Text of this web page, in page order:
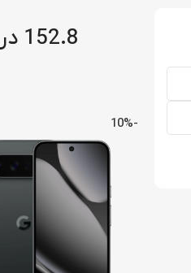
-10%